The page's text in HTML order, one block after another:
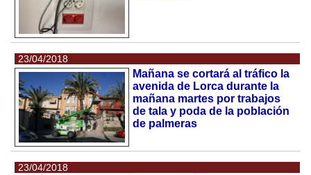
23/04/2018
Mañana se cortará al tráfico la
avenida de Lorca durante la
mañana martes por trabajos
de tala y poda de la población
de palmeras
23/04/2018